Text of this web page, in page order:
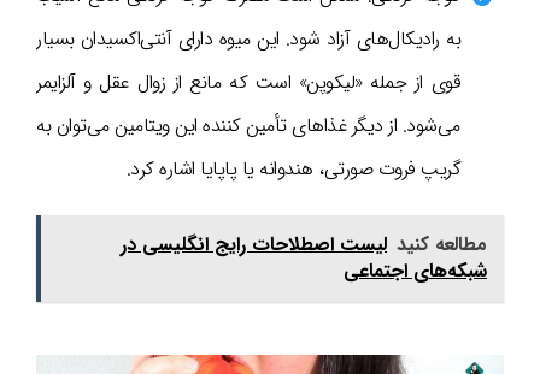
به رادیکال‌های آزاد شود. این میوه دارای آنتی‌اکسیدان بسیار
قوی از جمله «لیکوپن» است که مانع از زوال عقل و آلزایمر
می‌شود. از دیگر غذاهای تأمین کننده این ویتامین می‌توان به
گریپ فروت صورتی، هندوانه یا پاپایا اشاره کرد.
مطالعه کنید لیست اصطلاحات رایج انگلیسی در
شبکه‌های اجتماعی